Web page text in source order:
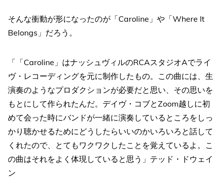
そんな衝動が形になったのが「Caroline」や「Where It
Belongs」だろう。
「「Caroline」はナッシュヴィルのRCAスタジオAでライ
ヴ・レコーディングを元に制作したもの。この曲には、生
演奏のようなプロダクションが必要だと思い、その思いを
もとにして作られたんだ。デイヴ・コブとZoom越しに初
めて会った時にバンドが一緒に演奏しているところをしっ
かり聴かせるためにどうしたらいいのかいろいろと話して
くれたので、とてもワクワクしたことを覚えているよ。こ
の曲はそれをよく体現していると思う」テッド・ドウェイ
ン